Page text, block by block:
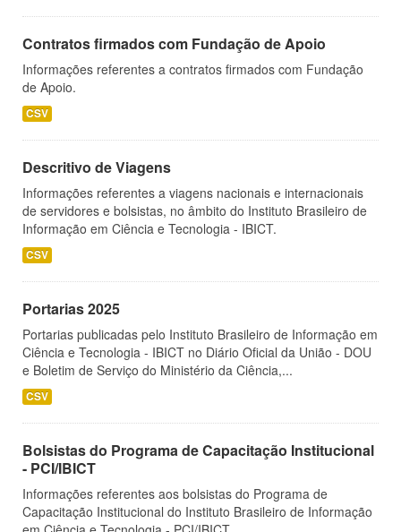
Contratos firmados com Fundação de Apoio
Informações referentes a contratos firmados com Fundação
de Apoio.
CSV
Descritivo de Viagens
Informações referentes a viagens nacionais e internacionais
de servidores e bolsistas, no âmbito do Instituto Brasileiro de
Informação em Ciência e Tecnologia - IBICT.
CSV
Portarias 2025
Portarias publicadas pelo Instituto Brasileiro de Informação em
Ciência e Tecnologia - IBICT no Diário Oficial da União - DOU
e Boletim de Serviço do Ministério da Ciência,...
CSV
Bolsistas do Programa de Capacitação Institucional
- PCI/IBICT
Informações referentes aos bolsistas do Programa de
Capacitação Institucional do Instituto Brasileiro de Informação